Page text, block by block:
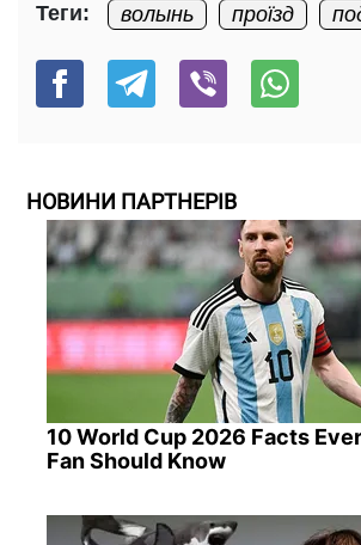
Теги:
волынь проїзд
НОВИНИ ПАРТНЕРІВ
10 World Cup 2026 Facts
Fan Should Know